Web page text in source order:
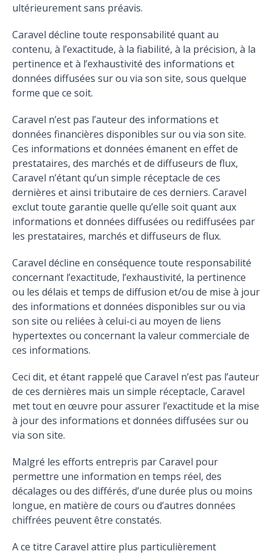
ultérieurement sans préavis.
Caravel décline toute responsabilité quant au
contenu, à l’exactitude, à la fiabilité, à la précision, à la
pertinence et à l’exhaustivité des informations et
données diffusées sur ou via son site, sous quelque
forme que ce soit.
Caravel n’est pas l’auteur des informations et
données financières disponibles sur ou via son site.
Ces informations et données émanent en effet de
prestataires, des marchés et de diffuseurs de flux,
Caravel n’étant qu’un simple réceptacle de ces
dernières et ainsi tributaire de ces derniers. Caravel
exclut toute garantie quelle qu’elle soit quant aux
informations et données diffusées ou rediffusées par
les prestataires, marchés et diffuseurs de flux.
Caravel décline en conséquence toute responsabilité
concernant l’exactitude, l’exhaustivité, la pertinence
ou les délais et temps de diffusion et/ou de mise à jour
des informations et données disponibles sur ou via
son site ou reliées à celui-ci au moyen de liens
hypertextes ou concernant la valeur commerciale de
ces informations.
Ceci dit, et étant rappelé que Caravel n’est pas l’auteur
de ces dernières mais un simple réceptacle, Caravel
met tout en œuvre pour assurer l’exactitude et la mise
à jour des informations et données diffusées sur ou
via son site.
Malgré les efforts entrepris par Caravel pour
permettre une information en temps réel, des
décalages ou des différés, d’une durée plus ou moins
longue, en matière de cours ou d’autres données
chiffrées peuvent être constatés.
A ce titre Caravel attire plus particulièrement